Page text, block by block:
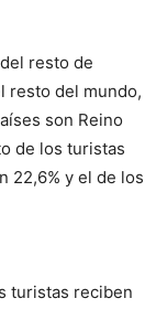
resto de
resto del mundo,
son Reino
de los turistas
22,6% y el de los
turistas reciben